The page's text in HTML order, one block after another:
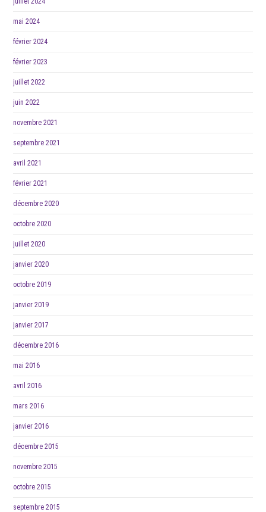
mai 2024
février 2024
février 2023
juillet 2022
juin 2022
novembre 2021
septembre 2021
avril 2021
février 2021
décembre 2020
octobre 2020
juillet 2020
janvier 2020
octobre 2019
janvier 2019
janvier 2017
décembre 2016
mai 2016
avril 2016
mars 2016
janvier 2016
décembre 2015
novembre 2015
octobre 2015
septembre 2015